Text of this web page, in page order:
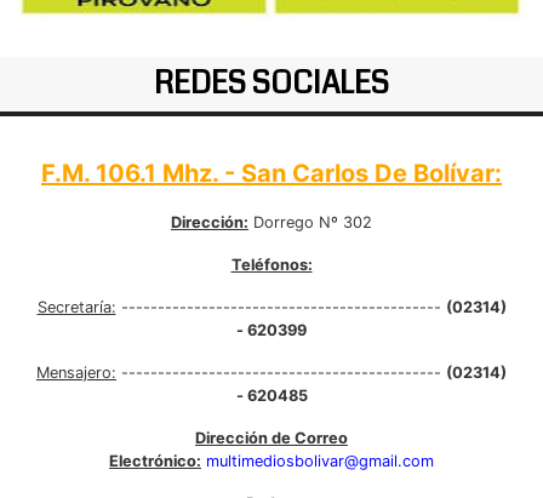
REDES SOCIALES
F.M. 106.1 Mhz. - San Carlos De Bolívar:
Dirección: Dorrego Nº 302
Teléfonos:
Secretaría: -------------------------------------------- (02314)
- 620399
Mensajero: -------------------------------------------- (02314)
- 620485
Dirección de Correo
Electrónico: multimediosbolivar@gmail.com